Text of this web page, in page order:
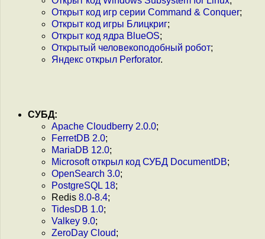
Открыт код игр серии Command & Conquer;
Открыт код игры Блицкриг;
Открыт код ядра BlueOS;
Открытый человекоподобный робот;
Яндекс открыл Perforator.
СУБД:
Apache Cloudberry 2.0.0;
FerretDB 2.0;
MariaDB 12.0;
Microsoft открыл код СУБД DocumentDB;
OpenSearch 3.0;
PostgreSQL 18;
Redis 8.0-8.4;
TidesDB 1.0;
Valkey 9.0;
ZeroDay Cloud;